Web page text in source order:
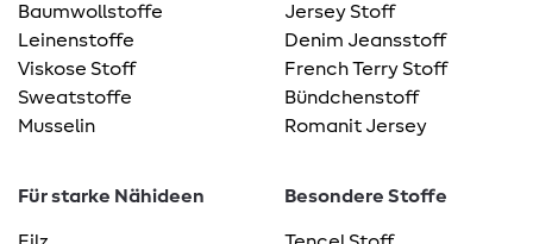
Baumwollstoffe
Leinenstoffe
Viskose Stoff
Sweatstoffe
Musselin
Jersey Stoff
Denim Jeansstoff
French Terry Stoff
Bündchenstoff
Romanit Jersey
Für starke Nähideen Besondere Stoffe